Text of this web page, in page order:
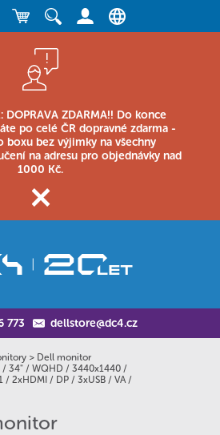
DOPRAVA ZDARMA!! Do konce
po celé ČR dopravné zdarma -
boxu bez výjimky na všechny
na adresu pro objednávky nad
1000 Kč.
773 dellstore@dc4.cz
> Dell monitor
/ 34" / WQHD / 3440x1440 /
/ 2xHDMI / DP / 3xUSB / VA /